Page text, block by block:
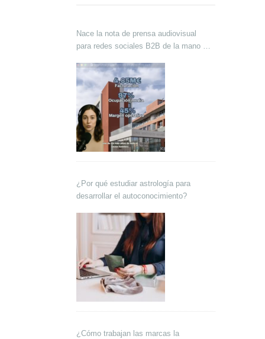
Nace la nota de prensa audiovisual
para redes sociales B2B de la mano de
¿Por qué estudiar astrología para
desarrollar el autoconocimiento?
¿Cómo trabajan las marcas la